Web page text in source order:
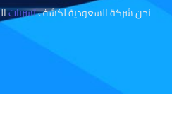
نحن شركة السعودية لكشفتسربات